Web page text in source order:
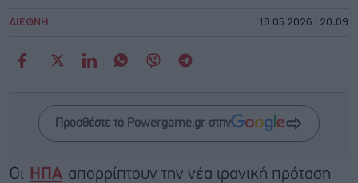
ΔΙΕΘΝΗ 18.05.2026 | 20:09
Προσθέστε το Powergame.gr στην
Οι ΗΠΑ απορρίπτουν την νέα ιρανική πρόταση